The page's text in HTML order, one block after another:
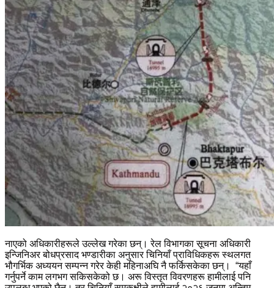
नाएको अधिकारीहरूले उल्लेख गरेका छन्। रेल विभागका सूचना अधिकारी
इन्जिनिअर बोधप्रसाद भण्डारीका अनुसार चिनियाँ प्राविधिकहरू स्थलगत
भौगर्भिक अध्ययन सम्पन्न गरेर केही महिनाअघि नै फर्किसकेका छन्। “यहाँ
गर्नुपर्ने काम लगभग सकिसकेको छ। अरू विस्तृत विवरणहरू हामीलाई पनि